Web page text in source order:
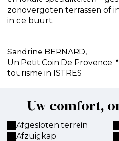
zonovergoten terrassen of
in de buurt.
Sandrine BERNARD,
Un Petit Coin De Provence
tourisme in ISTRES
Uw comfort,
Afgesloten terrein
Afzuigkap